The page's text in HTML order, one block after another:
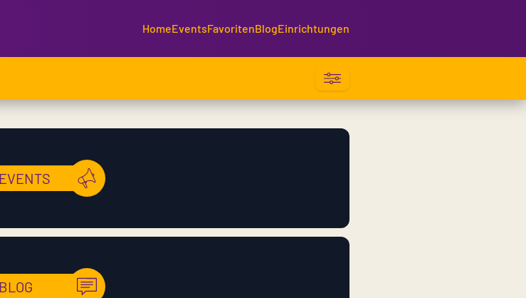
HomeEventsFavoritenBlogEinrichtungen
EVENTS
BLOG